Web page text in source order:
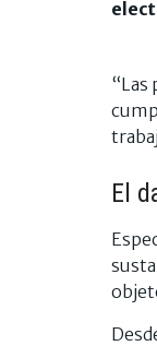
“Las
El